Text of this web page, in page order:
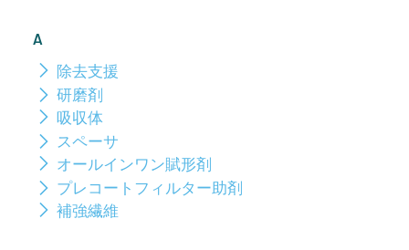
A
除去支援
研磨剤
吸収体
スペーサ
オールインワン賦形剤
プレコートフィルター助剤
補強繊維